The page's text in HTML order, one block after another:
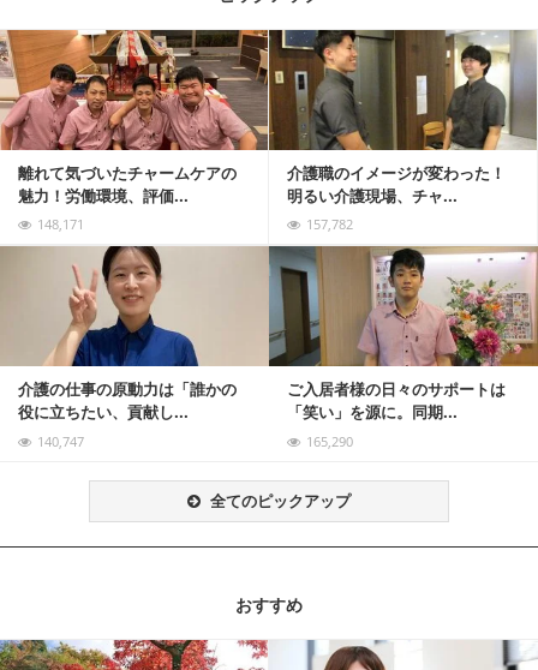
離れて気づいたチャームケアの
魅力！労働環境、評価...
148,171
介護職のイメージが変わった！
明るい介護現場、チャ...
157,782
記事を読む
介護の仕事の原動力は「誰かの
役に立ちたい、貢献し...
140,747
ご入居者様の日々のサポートは
「笑い」を源に。同期...
165,290
全てのピックアップ
おすすめ
記事を読む